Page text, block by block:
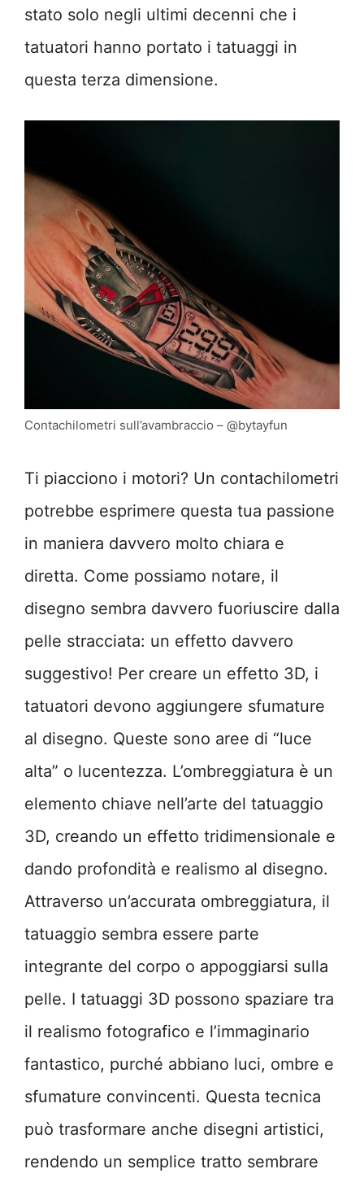
stato solo negli ultimi decenni che i
tatuatori hanno portato i tatuaggi in
questa terza dimensione.
Contachilometri sull’avambraccio – @bytayfun
Ti piacciono i motori? Un contachilometri
potrebbe esprimere questa tua passione
in maniera davvero molto chiara e
diretta. Come possiamo notare, il
disegno sembra davvero fuoriuscire dalla
pelle stracciata: un effetto davvero
suggestivo! Per creare un effetto 3D, i
tatuatori devono aggiungere sfumature
al disegno. Queste sono aree di “luce
alta” o lucentezza. L’ombreggiatura è un
elemento chiave nell’arte del tatuaggio
3D, creando un effetto tridimensionale e
dando profondità e realismo al disegno.
Attraverso un’accurata ombreggiatura, il
tatuaggio sembra essere parte
integrante del corpo o appoggiarsi sulla
pelle. I tatuaggi 3D possono spaziare tra
il realismo fotografico e l’immaginario
fantastico, purché abbiano luci, ombre e
sfumature convincenti. Questa tecnica
può trasformare anche disegni artistici,
rendendo un semplice tratto sembrare